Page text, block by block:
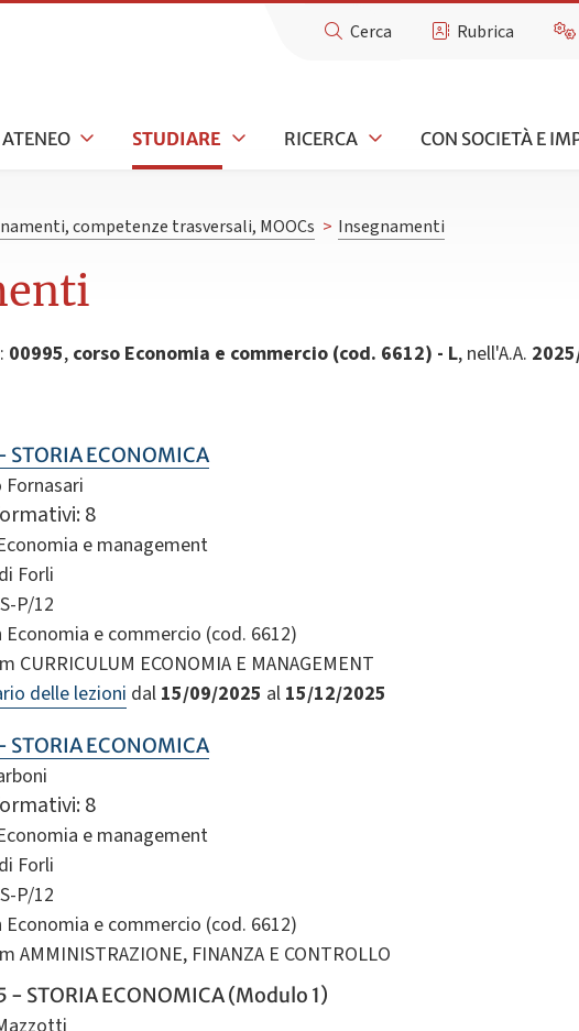
Cerca Rubrica
ATENEO STUDIARE RICERCA CON SOCIETÀ E
competenze trasversali, MOOCs > Insegnamenti
00995, corso Economia e commercio (cod. 6612) - L, nell'A.A.
ECONOMICA
Fornasari
8
e management
Forli
P/12
Economia e commercio (cod. 6612)
CURRICULUM ECONOMIA E MANAGEMENT
delle lezioni dal 15/09/2025 al 15/12/2025
ECONOMICA
8
e management
Forli
P/12
Economia e commercio (cod. 6612)
AMMINISTRAZIONE, FINANZA E CONTROLLO
- STORIA ECONOMICA (Modulo 1)